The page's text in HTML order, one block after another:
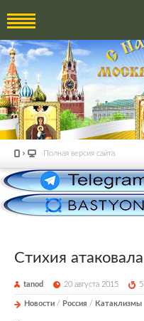
Полная версия сайта
Стихия
tanod 20 августа 2015
Новости / Россия / Катаклизмы